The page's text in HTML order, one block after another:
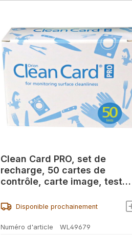
Clean Card PRO, set de
recharge, 50 cartes de
contrôle, carte image, test
Disponible prochainement
Numéro d'article WL49679